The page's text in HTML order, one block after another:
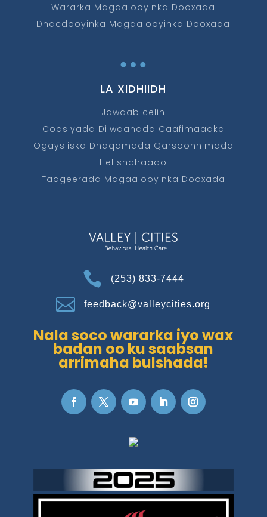
Wararka Magaalooyinka Dooxada
Dhacdooyinka Magaalooyinka Dooxada
…
LA XIDHIIDH
Jawaab celin
Codsiyada Diiwaanada Caafimaadka
Ogaysiiska Dhaqamada Qarsoonnimada
Hel shahaado
Taageerada Magaalooyinka Dooxada
 (253) 833-7444
 feedback@valleycities.org
Nala soco wararka iyo wax
badan oo ku saabsan
arrimaha bulshada!